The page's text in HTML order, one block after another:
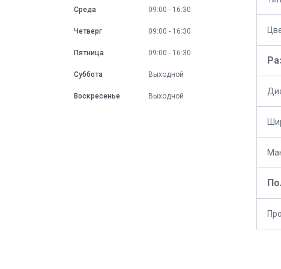
Среда 09:00 16:30
Четверг 09:00 16:30
Пятница 09:00 16:30
Суббота Выходной
Воскресенье Выходной